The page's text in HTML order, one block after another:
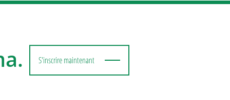
S'inscrire maintenant